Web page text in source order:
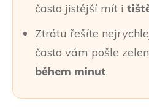
často jistější mít i
Ztrátu řešíte
často vám pošle
během minut.